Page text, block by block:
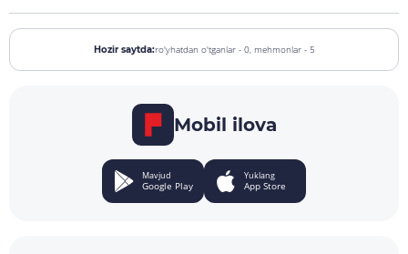
Hozir saytda:ro'yhatdan o'tganlar - 0, mehmonlar - 5
Mobil ilova
Mavjud
Google Play
Yuklang
App Store